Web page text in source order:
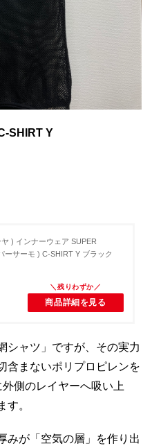
SHIRT Y
) インナーウェア SUPER
ーサーモ ) C-SHIRT Y ブラック
商品詳細を見る
シャツ」ですが、その実力
含まないポリプロピレンを
側のレイヤーへ吸い上
す。
みが「空気の層」を作り出